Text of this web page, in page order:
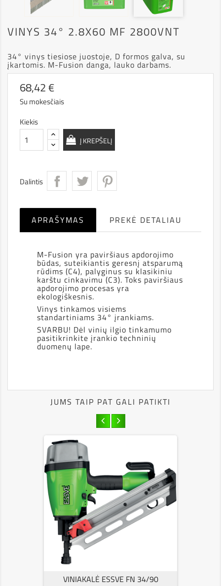
VINYS 34° 2.8X60 MF 2800VNT
34° vinys tiesiose juostoje, D formos galva, su
įkartomis. M-Fusion danga, lauko darbams.
68,42 €
Su mokesčiais
Kiekis
Į KREPŠELĮ
Dalintis
APRAŠYMAS PREKĖ DETALIAU
M-Fusion yra paviršiaus apdorojimo
būdas, suteikiantis geresnį atsparumą
rūdims (C4), palyginus su klasikiniu
karštu cinkavimu (C3). Toks paviršiaus
apdorojimo procesas yra
ekologiškesnis.
Vinys tinkamos visiems
standartiniams 34° įrankiams.
SVARBU! Dėl vinių ilgio tinkamumo
pasitikrinkite įrankio techninių
duomenų lape.
JUMS TAIP PAT GALI PATIKTI
VINIAKALĖ ESSVE FN 34/90